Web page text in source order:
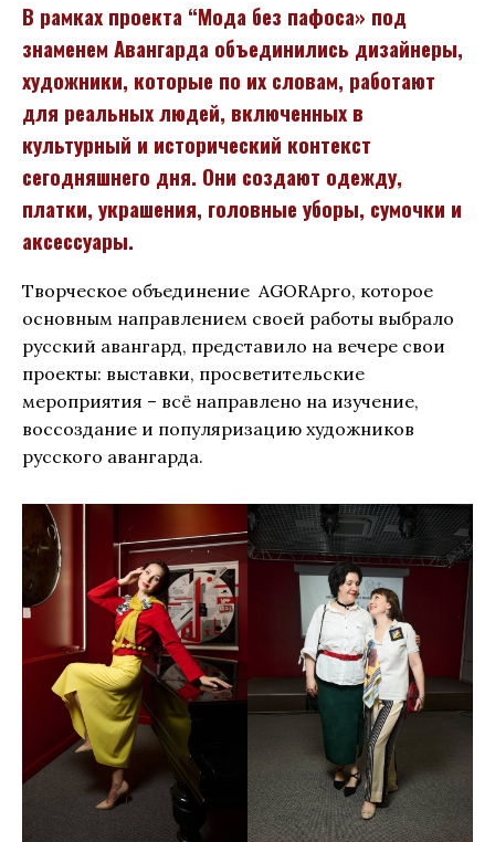
В рамках проекта “Мода без пафоса» под
знаменем Авангарда объединились дизайнеры,
художники, которые по их словам, работают
для реальных людей, включенных в
культурный и исторический контекст
сегодняшнего дня. Они создают одежду,
платки, украшения, головные уборы, сумочки и
аксессуары.
Творческое объединение AGORApro, которое
основным направлением своей работы выбрало
русский авангард, представило на вечере свои
проекты: выставки, просветительские
мероприятия – всё направлено на изучение,
воссоздание и популяризацию художников
русского авангарда.